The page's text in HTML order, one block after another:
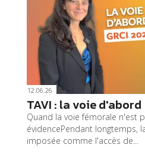
12.06.26
TAVI : la voie d'abord
Quand la voie fémorale n'est
évidencePendant longtemps,
imposée comme l'accès de...